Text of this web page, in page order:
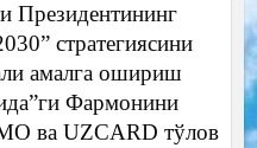
Президентининг
стратегиясини
амалга ошириш
Фармонини
ва UZCARD тўлов